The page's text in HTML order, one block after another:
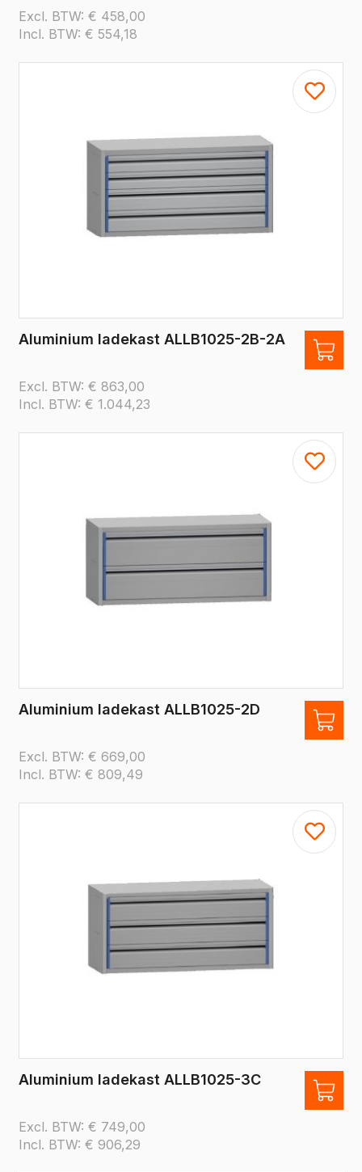
Excl. BTW: € 458,00
Incl. BTW: € 554,18
Aluminium ladekast ALLB1025-2B-2A
Excl. BTW: € 863,00
Incl. BTW: € 1.044,23
Aluminium ladekast ALLB1025-2D
Excl. BTW: € 669,00
Incl. BTW: € 809,49
Aluminium ladekast ALLB1025-3C
Excl. BTW: € 749,00
Incl. BTW: € 906,29